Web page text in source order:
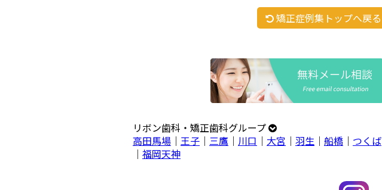
矯正症例集トップへ戻る
リボン歯科・矯正歯科グループ
高田馬場 ｜ 王子 ｜ 三鷹 ｜ 川口 ｜ 大宮 ｜ 羽生 ｜ 船橋 ｜ つくば
｜ 福岡天神